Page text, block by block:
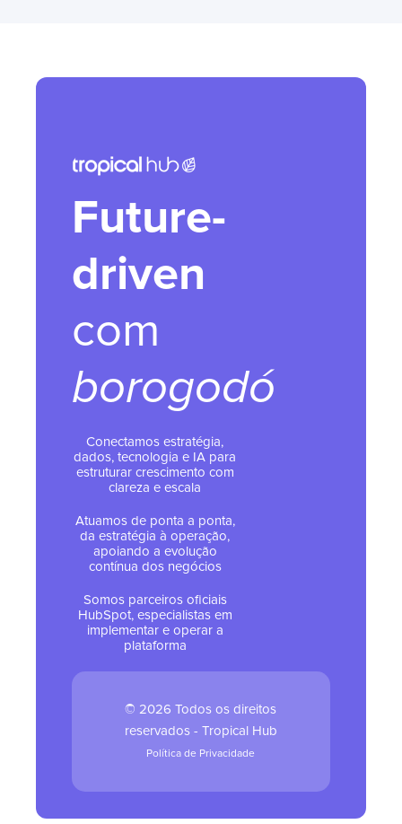
Future-
driven
com
borogodó
Conectamos estratégia,
dados, tecnologia e IA para
estruturar crescimento com
clareza e escala
Atuamos de ponta a ponta,
da estratégia à operação,
apoiando a evolução
contínua dos negócios
Somos parceiros oficiais
HubSpot, especialistas em
implementar e operar a
plataforma
© 2026 Todos os direitos
reservados - Tropical Hub
Política de Privacidade